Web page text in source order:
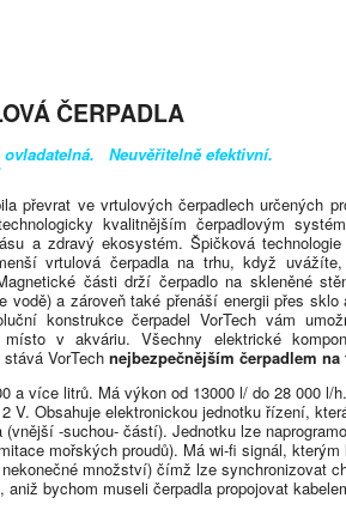
ČERPADLA
Neuvěřitelně efektivní.
převrat ve vrtulových čerpadlech určených
kvalitnějším čerpadlovým
a zdravý ekosystém. Špičková technologie
vrtulová čerpadla na trhu, když
části drží čerpadlo na skleněné
vodě) a zároveň také přenáší energii přes sklo
konstrukce čerpadel VorTech vám
v akváriu. Všechny elektrické
VorTech nejbezpečnějším čerpadlem na
a více litrů. Má výkon od 13000 l/ do 28 000 l/
V. Obsahuje elektronickou jednotku řízení,
-suchou- částí). Jednotku lze
mořských proudů). Má wi-fi signál, kterým
množství) čímž lze synchronizovat
bychom museli čerpadla propojovat